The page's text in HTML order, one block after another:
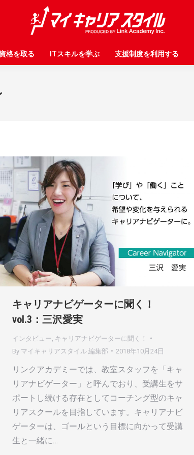
資格を取る ITスキルを学ぶ 支援制度を利用する
キャリアナビゲーターに聞く！
vol.3：三沢愛実
インタビュー キャリアナビゲーターに聞く！
By マイキャリアスタイル 編集部 2018年10月24日
リンクアカデミーでは、教室スタッフを「キャ
リアナビゲーター」と呼んでおり、受講生をサ
ポートし続ける存在としてコーチング型のキャ
リアスクールを目指しています。キャリアナビ
ゲーターは、ゴールという目標に向かって受講
生と一緒に…
資格を取る ITスキルを学ぶ 支援制度を利用する